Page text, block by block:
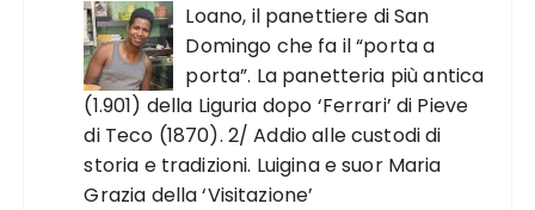
Loano, il panettiere di San
Domingo che fa il “porta a
porta”. La panetteria più antica
(1.901) della Liguria dopo ‘Ferrari’ di Pieve
di Teco (1870). 2/ Addio alle custodi di
storia e tradizioni. Luigina e suor Maria
Grazia della ‘Visitazione’